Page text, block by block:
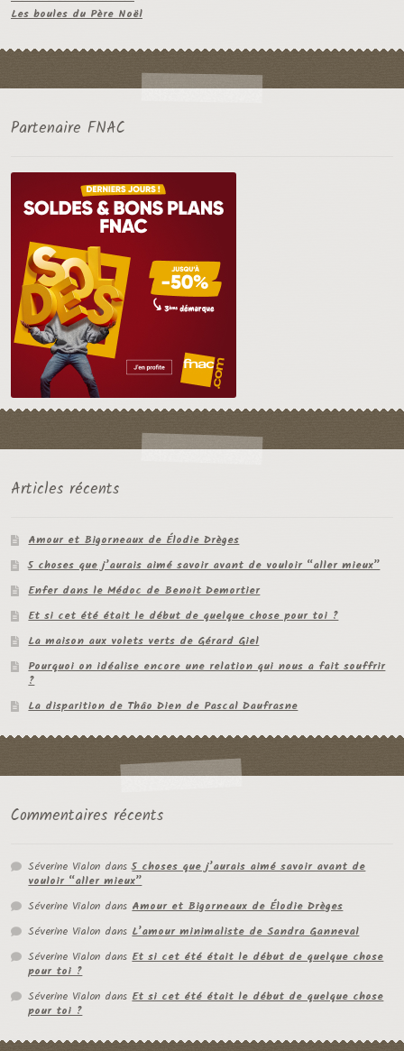
Les boules du Père Noël
Partenaire FNAC
Articles récents
Amour et Bigorneaux de Élodie Drèges
5 choses que j’aurais aimé savoir avant de vouloir “aller mieux”
Enfer dans le Médoc de Benoit Demortier
Et si cet été était le début de quelque chose pour toi ?
La maison aux volets verts de Gérard Giel
Pourquoi on idéalise encore une relation qui nous a fait souffrir
?
La disparition de Thâo Dien de Pascal Daufrasne
Commentaires récents
Séverine Vialon dans5 choses que j’aurais aimé savoir avant de
vouloir “aller mieux”
Séverine Vialon dansAmour et Bigorneaux de Élodie Drèges
Séverine Vialon dansL’amour minimaliste de Sandra Ganneval
Séverine Vialon dansEt si cet été était le début de quelque chose
pour toi ?
Séverine Vialon dansEt si cet été était le début de quelque chose
pour toi ?